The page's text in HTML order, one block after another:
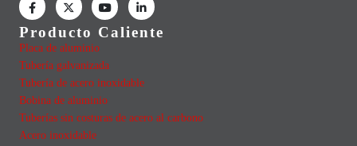
Producto Caliente
Placa de aluminio
Tubería galvanizada
Tubería de acero inoxidable
Bobina de aluminio
Tuberías sin costuras de acero al carbono
Acero inoxidable